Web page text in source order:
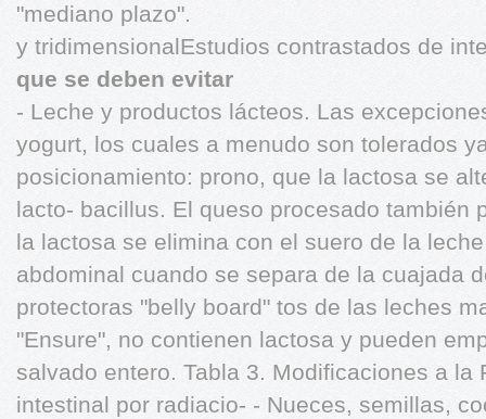
"mediano plazo".
y tridimensionalEstudios contrastados de
que se deben evitar
- Leche y productos lácteos. Las
yogurt, los cuales a menudo son tolerados
posicionamiento: prono, que la lactosa se
lacto- bacillus. El queso procesado también
la lactosa se elimina con el suero de la
abdominal cuando se separa de la cuajada
protectoras "belly board" tos de las leches
"Ensure", no contienen lactosa y pueden
salvado entero. Tabla 3. Modificaciones a la
intestinal por radiacio- - Nueces, semillas,